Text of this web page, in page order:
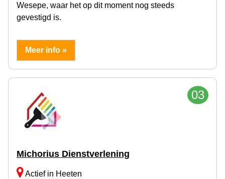
Wesepe, waar het op dit moment nog steeds
gevestigd is.
Meer info »
03
Michorius Dienstverlening
Actief in Heeten